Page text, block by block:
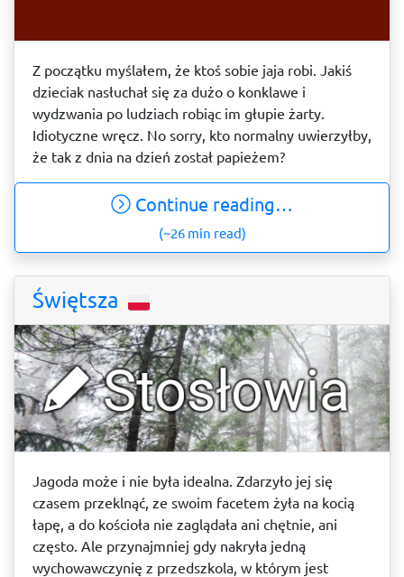
Z początku myślałem, że ktoś sobie jaja robi. Jakiś
dzieciak nasłuchał się za dużo o konklawe i
wydzwania po ludziach robiąc im głupie żarty.
Idiotyczne wręcz. No sorry, kto normalny uwierzyłby,
że tak z dnia na dzień został papieżem?
Continue reading…
(~26 min read)
Świętsza
Jagoda może i nie była idealna. Zdarzyło jej się
czasem przeklnąć, ze swoim facetem żyła na kocią
łapę, a do kościoła nie zaglądała ani chętnie, ani
często. Ale przynajmniej gdy nakryła jedną
wychowawczynię z przedszkola, w którym jest